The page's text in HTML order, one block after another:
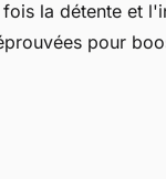
la détente et
pour